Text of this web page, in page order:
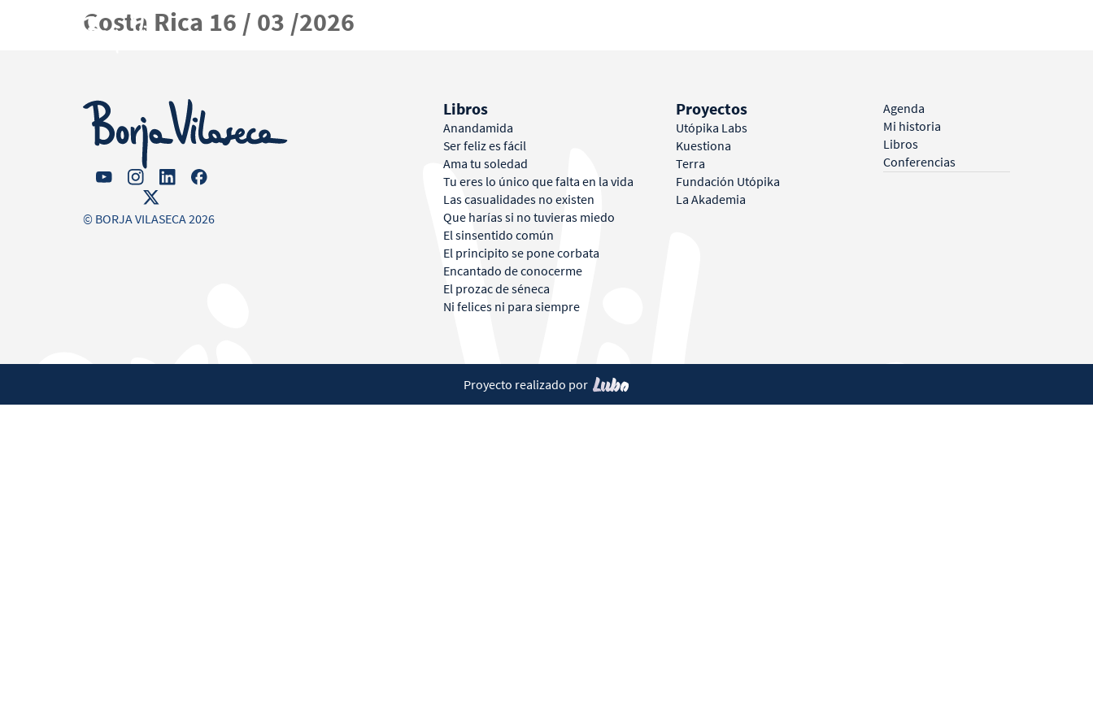
Agenda
Costa Rica 16 / 03 /2026
© BORJA VILASECA 2026
Libros
Anandamida
Ser feliz es fácil
Ama tu soledad
Tu eres lo único que falta en la vida
Las casualidades no existen
Que harías si no tuvieras miedo
El sinsentido común
El principito se pone corbata
Encantado de conocerme
El prozac de séneca
Ni felices ni para siempre
Proyectos
Utópika Labs
Kuestiona
Terra
Fundación Utópika
La Akademia
Agenda
Mi historia
Libros
Conferencias
Proyecto realizado por